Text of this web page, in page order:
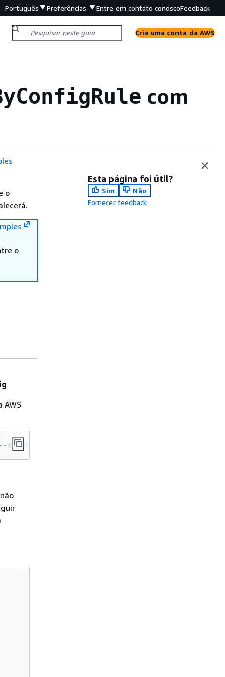
Português Preferências Entre em contato conoscoFeedback
Crie uma conta da AWS
com
o
o
AWS
types
Esta página foi útil?
Sim
Não
Fornecer feedback